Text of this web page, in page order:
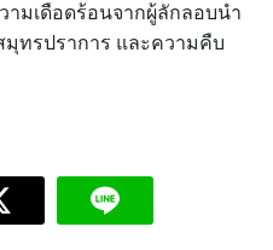
มเดือดร้อนจากผู้ลักลอบนำ
มุทรปราการ และความคืบ